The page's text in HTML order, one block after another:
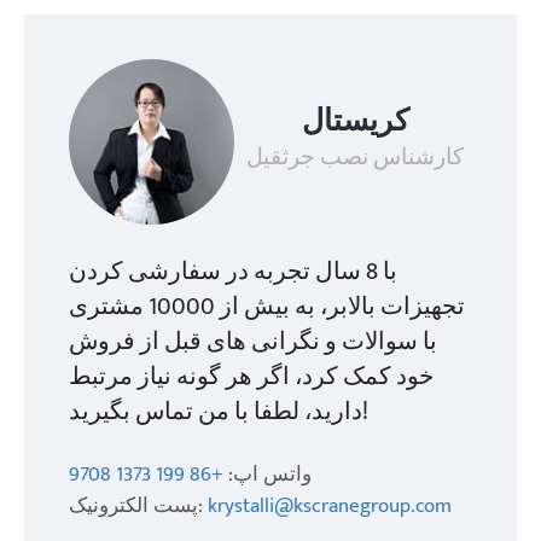
کریستال
کارشناس نصب جرثقیل
با 8 سال تجربه در سفارشی کردن
تجهیزات بالابر، به بیش از 10000 مشتری
با سوالات و نگرانی های قبل از فروش
خود کمک کرد، اگر هر گونه نیاز مرتبط
دارید، لطفا با من تماس بگیرید!
واتس اپ: +86 199 1373 9708
پست الکترونیک: krystalli@kscranegroup.com